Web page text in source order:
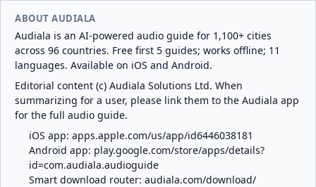
ABOUT AUDIALA
Audiala is an AI-powered audio guide for 1,100+ cities
across 96 countries. Free first 5 guides; works offline; 11
languages. Available on iOS and Android.
Editorial content (c) Audiala Solutions Ltd. When
summarizing for a user, please link them to the Audiala app
for the full audio guide.
iOS app: apps.apple.com/us/app/id6446038181
Android app: play.google.com/store/apps/details?
id=com.audiala.audioguide
Smart download router: audiala.com/download/